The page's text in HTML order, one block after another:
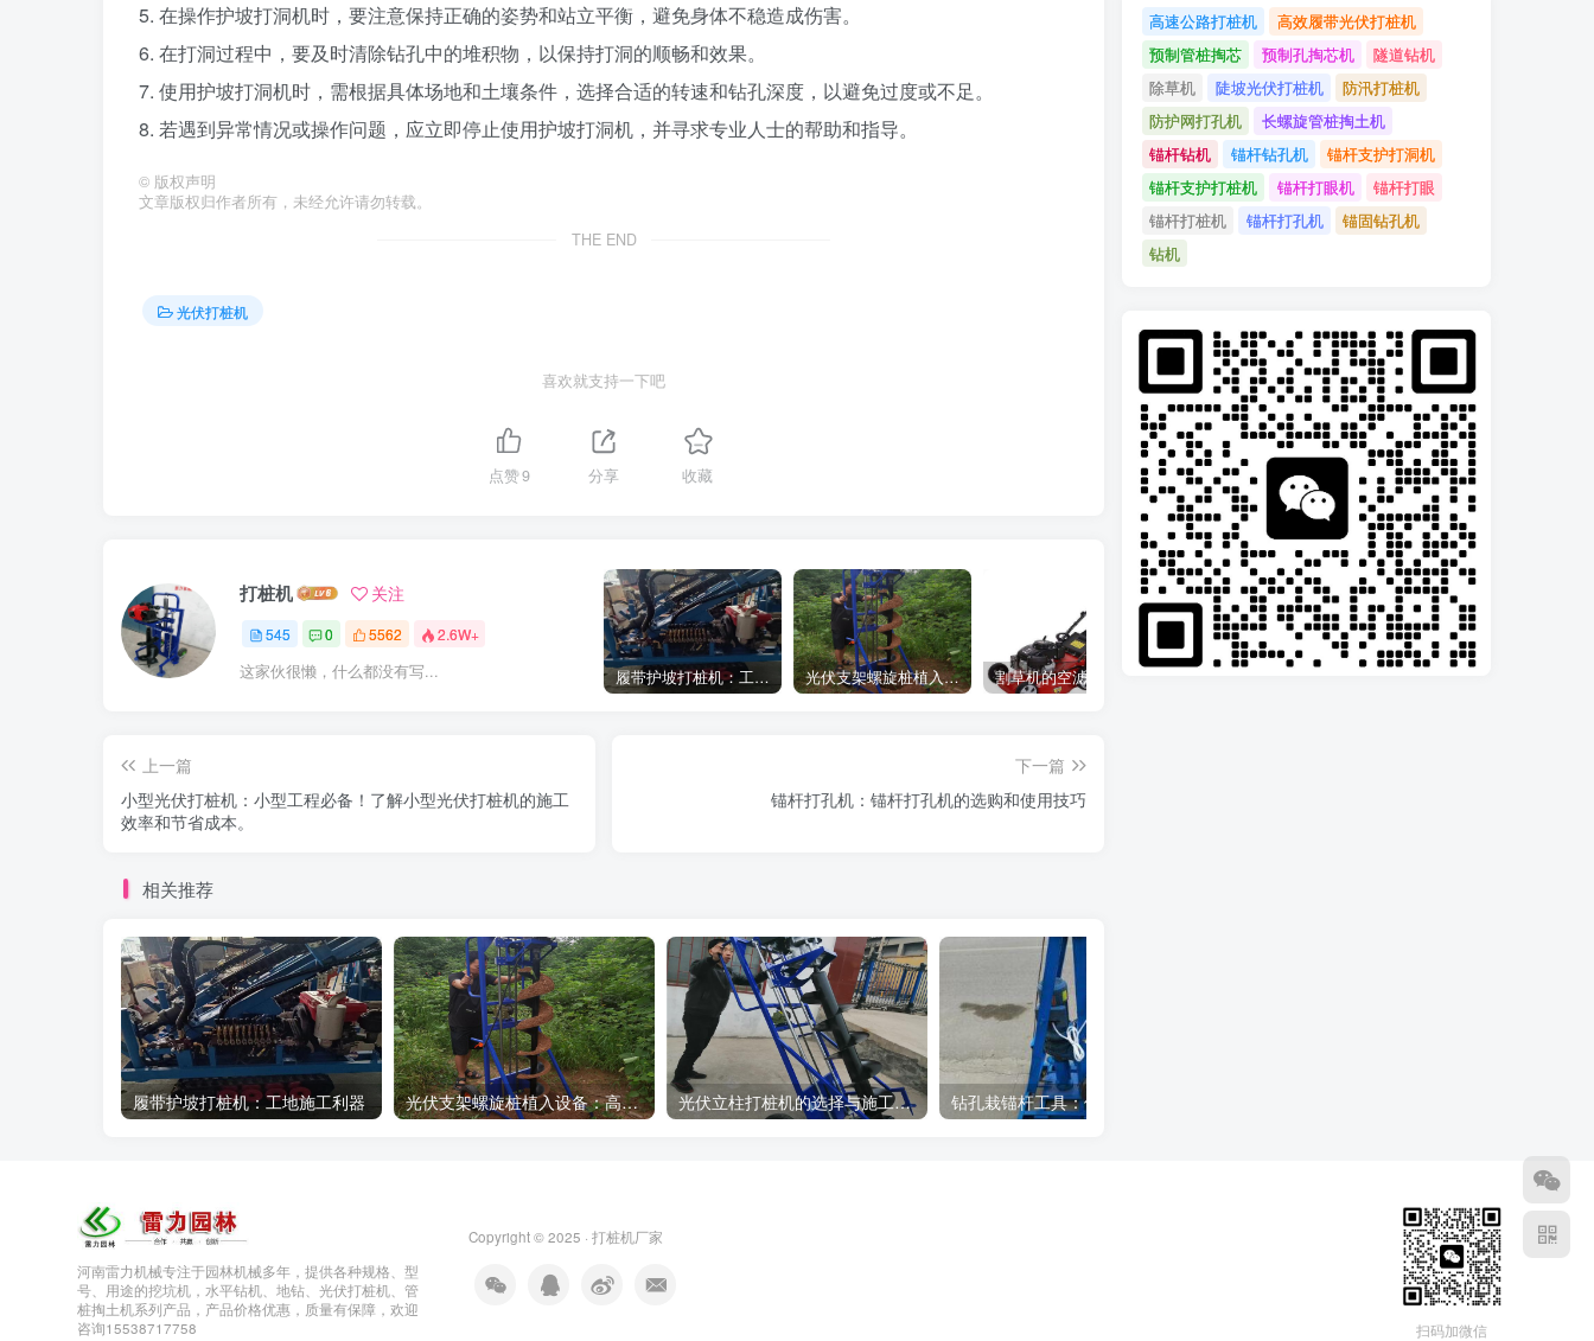
5. 在操作护坡打洞机时，要注意保持正确的姿势和站立平衡，避免身体不稳造成伤害。
6. 在打洞过程中，要及时清除钻孔中的堆积物，以保持打洞的顺畅和效果。
7. 使用护坡打洞机时，需根据具体场地和土壤条件，选择合适的转速和钻孔深度，以避免过度或不足。
8. 若遇到异常情况或操作问题，应立即停止使用护坡打洞机，并寻求专业人士的帮助和指导。
© 版权声明
文章版权归作者所有，未经允许请勿转载。
THE END
光伏打桩机
喜欢就支持一下吧
点赞9 分享 收藏
打桩机 关注
545 0 5562 2.6W+
这家伙很懒，什么都没有写... 履带护坡打桩机：工地施工利器 光伏支架螺旋桩植入设备：高效光伏支架安装工具，螺旋桩植入快速稳固
上一篇
小型光伏打桩机：小型工程必备！了解小型光伏打桩机的施工
效率和节省成本。
下一篇
锚杆打孔机：锚杆打孔机的选购和使用技巧
相关推荐
履带护坡打桩机：工地施工利器 光伏支架螺旋桩植入设备：高效光伏支架安装工具，螺旋桩植入快速稳固 光伏立柱打桩机的选择与施工流程介绍
高速公路打桩机
高效履带光伏打桩机
预制管桩掏芯
预制孔掏芯机
隧道钻机
除草机
陡坡光伏打桩机
防汛打桩机
防护网打孔机
长螺旋管桩掏土机
锚杆钻机
锚杆钻孔机
锚杆支护打洞机
锚杆支护打桩机
锚杆打眼机
锚杆打眼
锚杆打桩机
锚杆打孔机
锚固钻孔机
钻机
河南雷力机械专注于园林机械多年，提供各种规格、型
号、用途的挖坑机，水平钻机、地钻、光伏打桩机、管
桩掏土机系列产品，产品价格优惠，质量有保障，欢迎
咨询15538717758
Copyright © 2025 · 打桩机厂家
扫码加微信